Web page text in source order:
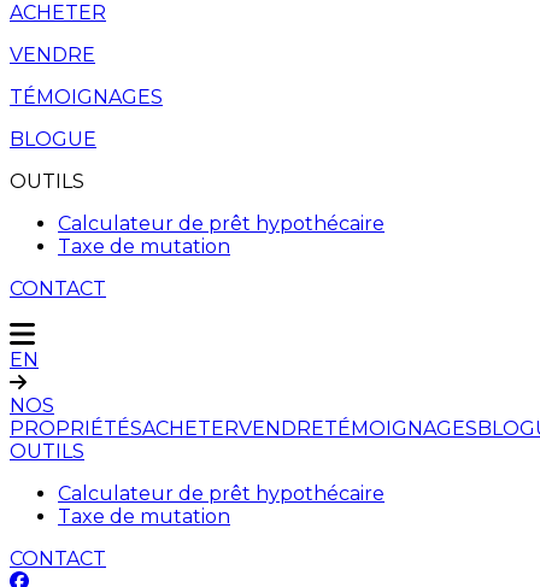
ACHETER
VENDRE
TÉMOIGNAGES
BLOGUE
OUTILS
Calculateur de prêt hypothécaire
Taxe de mutation
CONTACT
EN
NOS
PROPRIÉTÉSACHETERVENDRETÉMOIGNAGES
OUTILS
Calculateur de prêt hypothécaire
Taxe de mutation
CONTACT